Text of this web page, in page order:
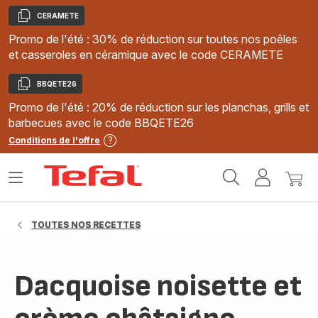
Copier
CERAMETE
Promo de l'été : 30% de réduction sur toutes nos poêles
et casseroles en céramique avec le code CERAMETE
Copier
BBQETE26
Promo de l'été : 20% de réduction sur les planchas, grills et
barbecues avec le code BBQETE26
Conditions de l'offre
MonMon
Ouvrir
TOUTES NOS RECETTES
Dacquoise noisette et